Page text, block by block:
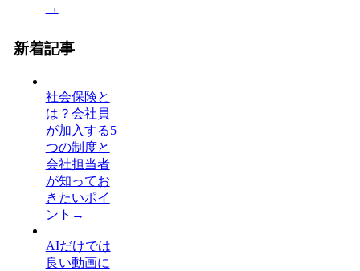
→
新着記事
社会保険と
は？会社員
が加入する5
つの制度と
会社担当者
が知ってお
きたいポイ
ント →
AIだけでは
良い動画に